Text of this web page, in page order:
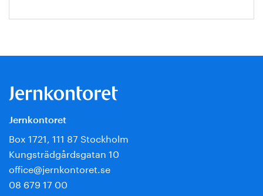
Jernkontoret
Box 1721, 111 87 Stockholm
Kungsträdgårdsgatan 10
office@jernkontoret.se
08 679 17 00